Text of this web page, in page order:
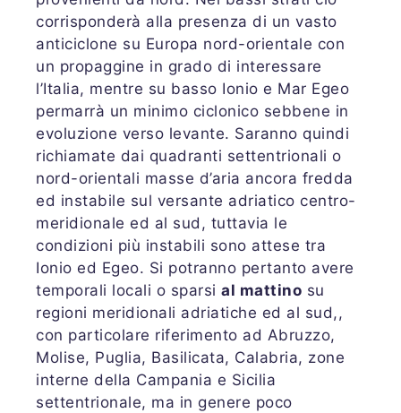
corrisponderà alla presenza di un vasto
anticiclone su Europa nord-orientale con
un propaggine in grado di interessare
l’Italia, mentre su basso Ionio e Mar Egeo
permarrà un minimo ciclonico sebbene in
evoluzione verso levante. Saranno quindi
richiamate dai quadranti settentrionali o
nord-orientali masse d’aria ancora fredda
ed instabile sul versante adriatico centro-
meridionale ed al sud, tuttavia le
condizioni più instabili sono attese tra
Ionio ed Egeo. Si potranno pertanto avere
temporali locali o sparsi al mattino su
regioni meridionali adriatiche ed al sud,,
con particolare riferimento ad Abruzzo,
Molise, Puglia, Basilicata, Calabria, zone
interne della Campania e Sicilia
settentrionale, ma in genere poco